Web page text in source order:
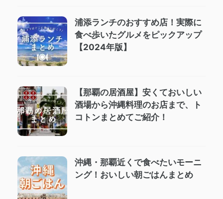
浦添ランチのおすすめ店！実際に
食べ歩いたグルメをピックアップ
【2024年版】
【那覇の居酒屋】安くておいしい
酒場から沖縄料理のお店まで、ト
コトンまとめてご紹介！
沖縄・那覇近くで食べたいモーニ
ング！おいしい朝ごはんまとめ